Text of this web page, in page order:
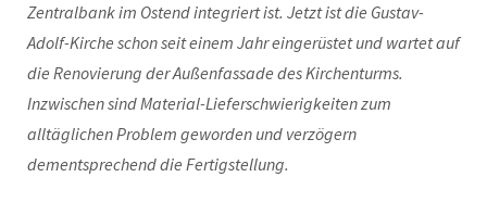
Zentralbank im Ostend integriert ist. Jetzt ist die Gustav-
Adolf-Kirche schon seit einem Jahr eingerüstet und wartet auf
die Renovierung der Außenfassade des Kirchenturms.
Inzwischen sind Material-Lieferschwierigkeiten zum
alltäglichen Problem geworden und verzögern
dementsprechend die Fertigstellung.